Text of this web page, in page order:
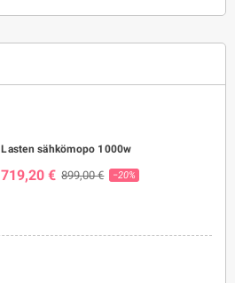
Lasten sähkömopo 1000w
719,20 € 899,00 € −20%